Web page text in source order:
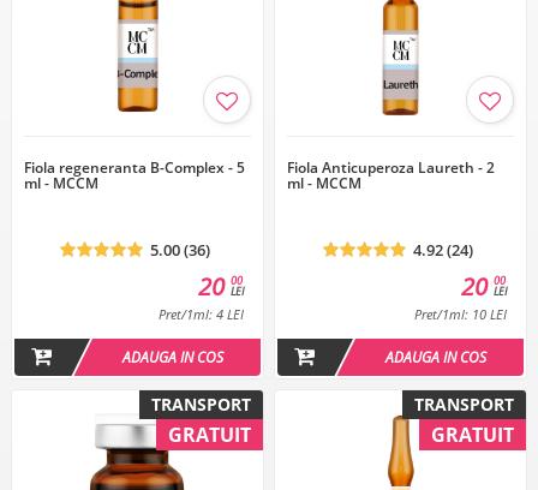
Fiola regeneranta B-Complex - 5
ml - MCCM
5.00 (36)
00
LEI
20
Pret/1ml: 4 LEI
ADAUGA IN COS
Fiola Anticuperoza Laureth - 2
ml - MCCM
4.92 (24)
00
LEI
20
Pret/1ml: 10 LEI
ADAUGA IN COS
TRANSPORT
GRATUIT
TRANSPORT
GRATUIT